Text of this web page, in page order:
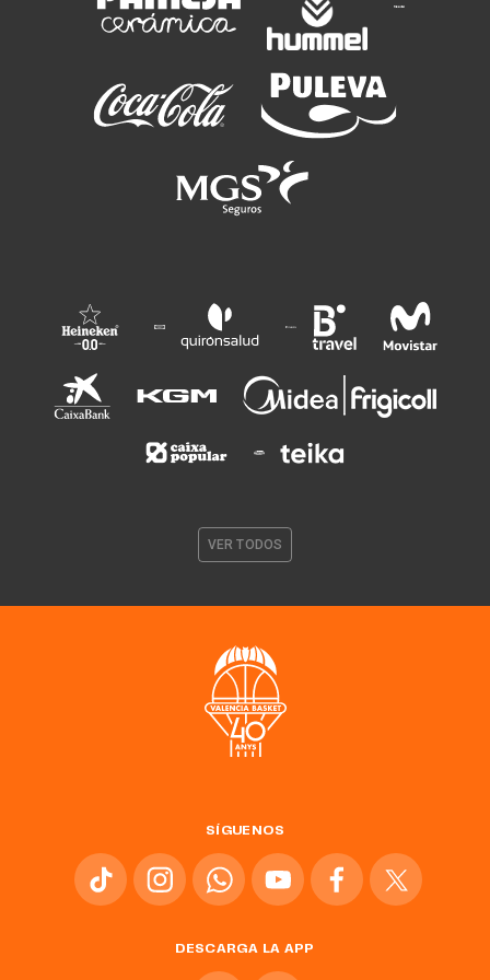
VER TODOS
SÍGUENOS
DESCARGA LA APP